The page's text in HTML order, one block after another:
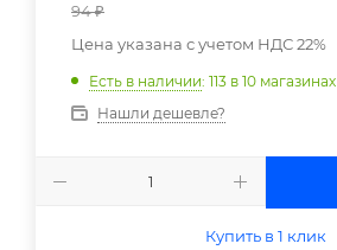
94₽
Цена указана с учетом НДС 22%
Есть в наличии: 113 в 10 магазинах
Нашли дешевле?
Купить в 1 клик